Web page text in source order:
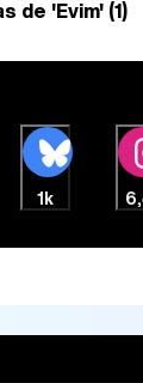
de 'Evim' (1)
1k